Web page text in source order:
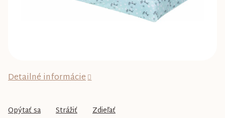
Detailné informácie
Opýtať sa Strážiť Zdieľať